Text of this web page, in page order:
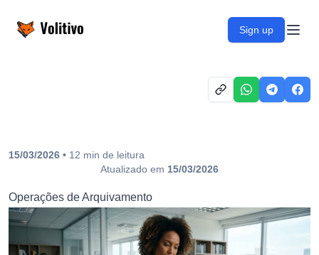
Volitivo Sign up
15/03/2026 • 12 min de leitura
Atualizado em 15/03/2026
Operações de Arquivamento